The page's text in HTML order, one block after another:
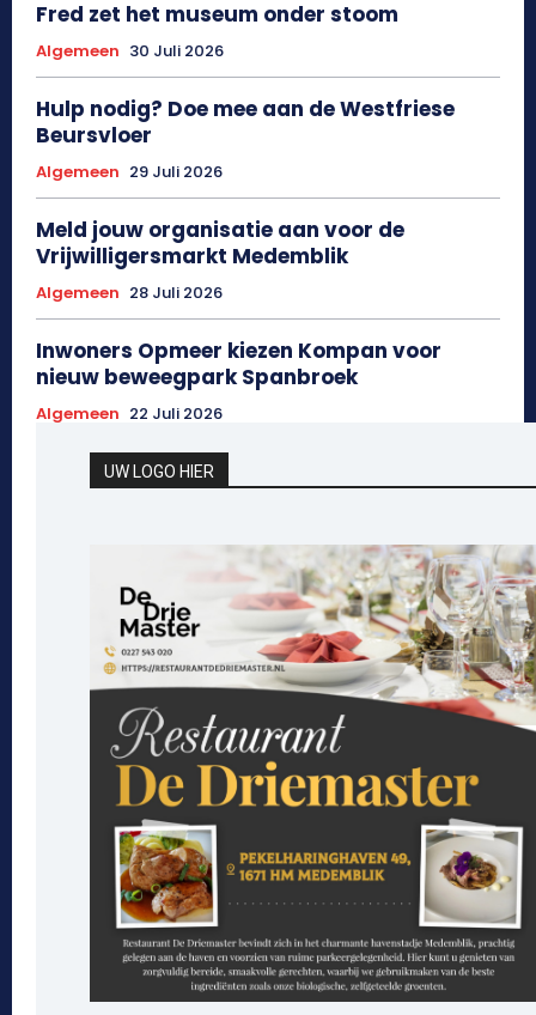
Fred zet het museum onder stoom
Algemeen 30 Juli 2026
Hulp nodig? Doe mee aan de Westfriese
Beursvloer
Algemeen 29 Juli 2026
Meld jouw organisatie aan voor de
Vrijwilligersmarkt Medemblik
Algemeen 28 Juli 2026
Inwoners Opmeer kiezen Kompan voor
nieuw beweegpark Spanbroek
Algemeen 22 Juli 2026
UW LOGO HIER